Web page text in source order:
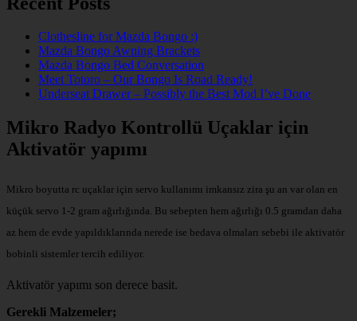
Clothesline for Mazda Bongo :)
Mazda Bongo Awning Brackets
Mazda Bongo Bed Conversation
Meet Totoro – Our Bongo Is Road Ready!
Underseat Drawer – Possibly the Best Mod I’ve Done
Mikro Radyo Kontrollü Uçaklar için
Aktivatör yapımı
Mikro boyutta rc uçaklar için servo kullanımı imkansız zira şu an var olan en
küçük servo 1-2 gram ağırlığında. Bu sebepten hem ağırlığı 0.5 gramdan daha
az hem de evde yapıldıklarında nerede ise bedava olmaları sebebi ile aktivatör
bobinli sistemler tercih ediliyor.
Aktivatör yapımı son derece basit.
Gerekli Malzemeler;